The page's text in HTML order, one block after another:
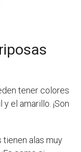
tener colores
el amarillo. ¡Son
tienen alas muy